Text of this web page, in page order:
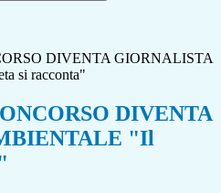
DIVENTA GIORNALISTA
si racconta"
DIVENTA
"Il